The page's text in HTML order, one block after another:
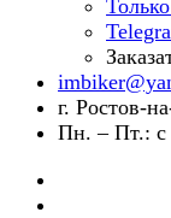
г. Ростов-
Пн. – Пт.: с